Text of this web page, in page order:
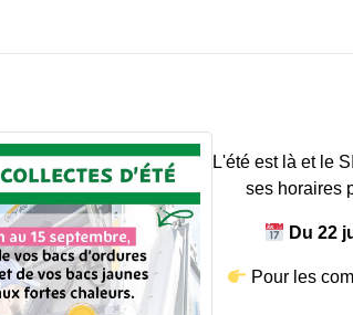
L'été est là et le
ses horaires
Du 22
Pour les